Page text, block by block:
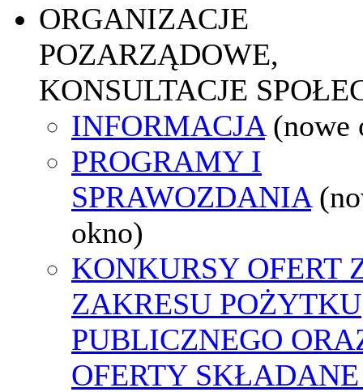
ORGANIZACJE
POZARZĄDOWE,
KONSULTACJE
INFORMACJA (nowe
PROGRAMY I
SPRAWOZDANIA
okno)
KONKURSY OFERT
ZAKRESU POŻYTKU
PUBLICZNEGO
OFERTY